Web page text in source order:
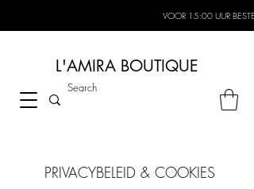
VOOR 15:00 UUR
L'AMIRA BOUTIQUE
PRIVACYBELEID & COOKIES